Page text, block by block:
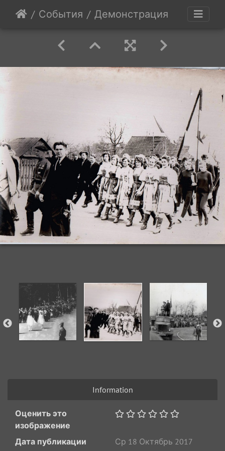
События Демонстрация
Information
Оценить это
изображение
Дата публикации
Ср 18 Октябрь 2017